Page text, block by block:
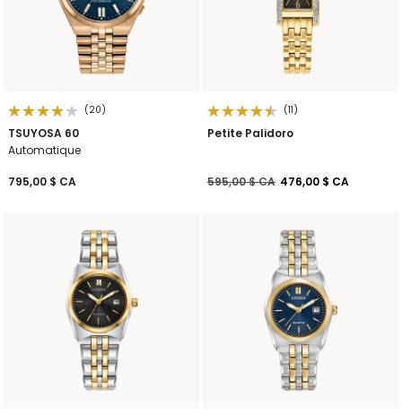
(20)
TSUYOSA 60
Automatique
795,00 $ CA
(11)
Petite Palidoro
Prix réduit de
595,00 $ CAà476,00 $ CA